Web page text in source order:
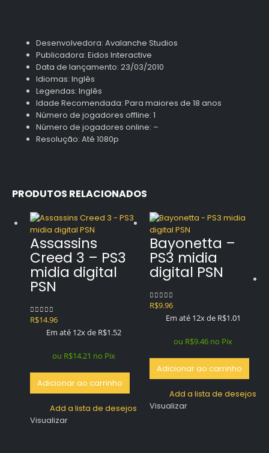
Desenvolvedora: Avalanche Studios
Publicadora: Eidos Interactive
Data de lançamento: 23/03/2010
Idiomas: Inglês
Legendas: Inglês
Idade Recomendada: Para maiores de 18 anos
Número de jogadores offline: 1
Número de jogadores online: –
Resolução: Até 1080p
PRODUTOS RELACIONADOS
Assassins
Creed 3 – PS3
midia digital
PSN
0out of 5
R$14.96
Em até 12x de R$1.52
ou R$14.21 no Pix
Adicionar ao carrinho
Add a lista de desejos
Visualizar
Bayonetta –
PS3 midia
digital PSN
0out of 5
R$9.96
Em até 12x de R$1.01
ou R$9.46 no Pix
Adicionar ao carrinho
Add a lista de desejos
Visualizar